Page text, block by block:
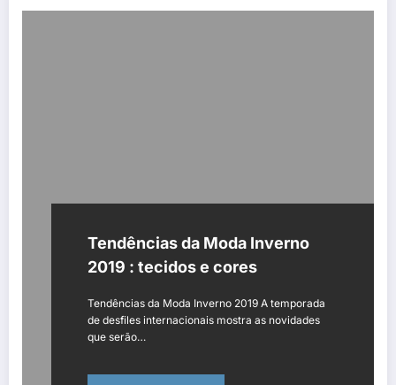
Tendências da Moda Inverno
2019 : tecidos e cores
Tendências da Moda Inverno 2019 A temporada
de desfiles internacionais mostra as novidades
que serão…